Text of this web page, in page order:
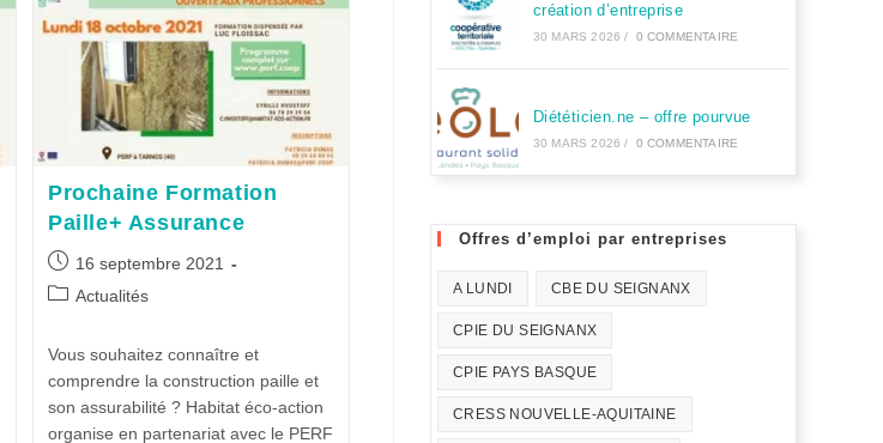
Prochaine Formation
Paille+ Assurance
16 septembre 2021
Actualités
Vous souhaitez connaître et
comprendre la construction paille et
son assurabilité ? Habitat éco-action
organise en partenariat avec le PERF
création d’entreprise
30 MARS 2026 / 0 COMMENTAIRE
Diététicien.ne – offre pourvue
30 MARS 2026 / 0 COMMENTAIRE
Offres d’emploi par entreprises
A LUNDI CBE DU SEIGNANX
CPIE DU SEIGNANX
CPIE PAYS BASQUE
CRESS NOUVELLE-AQUITAINE